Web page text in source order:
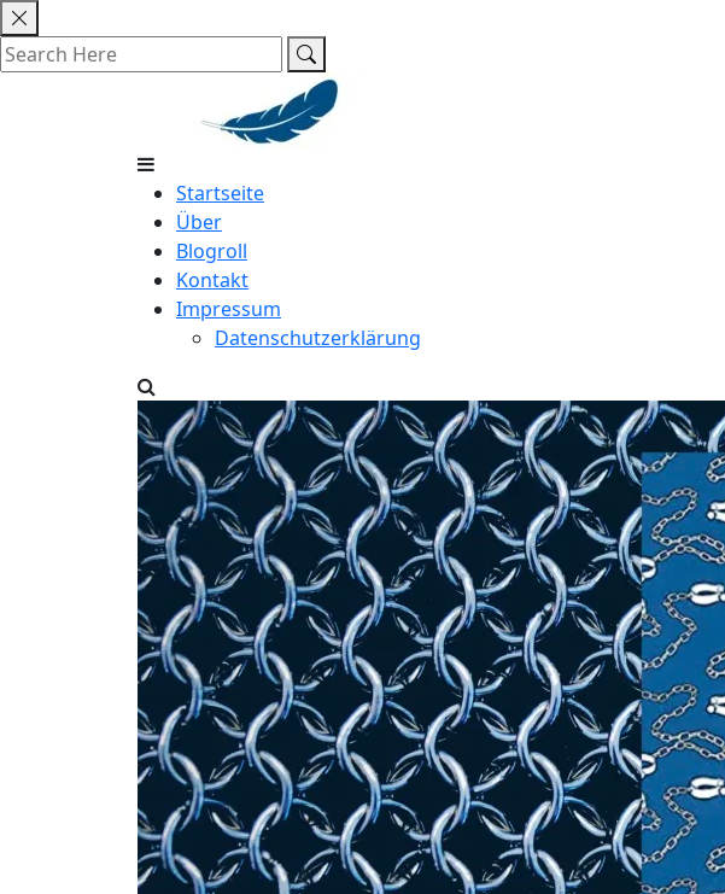
Skip
to
content
Startseite
Über
Blogroll
Kontakt
Impressum
Datenschutzerklärung